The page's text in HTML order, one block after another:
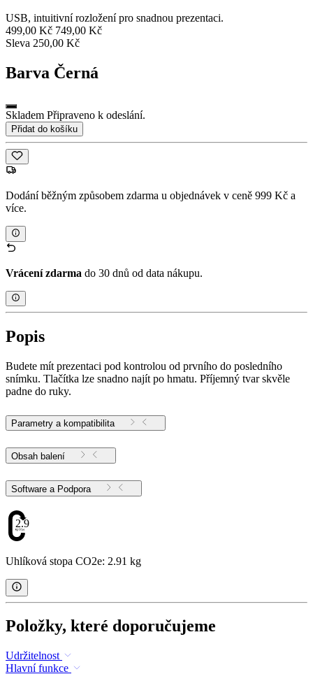
USB, intuitivní rozložení pro snadnou prezentaci.
499,00 Kč 749,00 Kč
Sleva 250,00 Kč
Barva Černá
Skladem Připraveno k odeslání.
Přidat do košíku
Dodání běžným způsobem zdarma u objednávek v ceně 999 Kč a
více.
Vrácení zdarma do 30 dnů od data nákupu.
Popis
Budete mít prezentaci pod kontrolou od prvního do posledního
snímku. Tlačítka lze snadno najít po hmatu. Příjemný tvar skvěle
padne do ruky.
Parametry a kompatibilita
Obsah balení
Software a Podpora
2.91
Uhlíková stopa CO2e: 2.91 kg
Položky, které doporučujeme
Udržitelnost
Hlavní funkce